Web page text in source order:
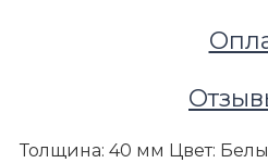
Толщина: 40 мм Цвет: